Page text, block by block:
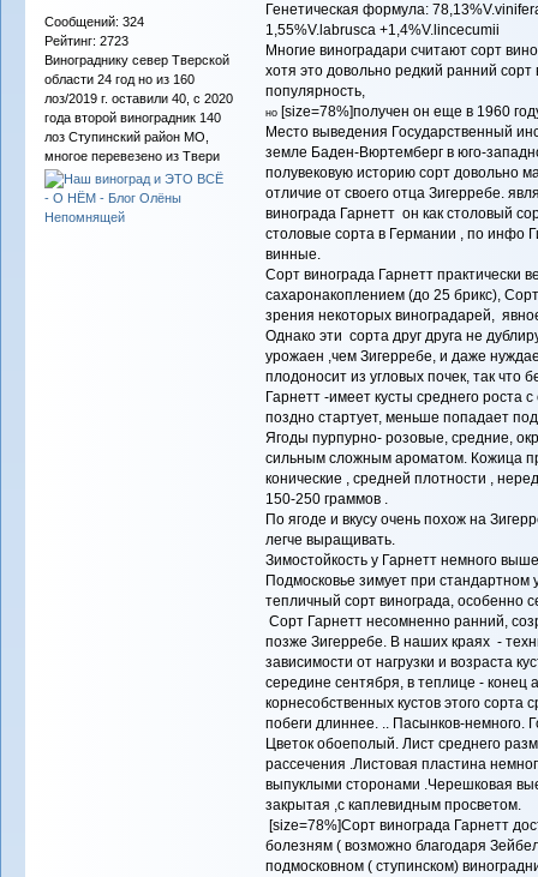
Сообщений: 324
Рейтинг: 2723
Винограднику север Тверской
области 24 год но из 160
лоз/2019 г. оставили 40, с 2020
года второй виноградник 140
лоз Ступинский район МО,
многое перевезено из Твери
Генетическая формула:
1,55%V.labrusca +1,4%V.lincecumii
Многие виноградари считают сорт
хотя это довольно редкий ранний
популярность,
но [size=78%]получен он еще в 1960
Место выведения Государственный
земле Баден-Вюртемберг в юго-
полувековую историю сорт довольно
отличие от своего отца Зигерребе.
винограда Гарнетт он как столовый
столовые сорта в Германии , по инфо
винные.
Сорт винограда Гарнетт практически
сахаронакоплением (до 25 брикс),
зрения некоторых виноградарей,
Однако эти сорта друг друга не
урожаен ,чем Зигерребе, и даже
плодоносит из угловых почек, так что
Гарнетт -имеет кусты среднего
поздно стартует, меньше попадает
Ягоды пурпурно- розовые, средние,
сильным сложным ароматом. Кожица
конические , средней плотности ,
150-250 граммов .
По ягоде и вкусу очень похож на
легче выращивать.
Зимостойкость у Гарнетт немного
Подмосковье зимует при стандартном
тепличный сорт винограда, особенно
Сорт Гарнетт несомненно ранний,
позже Зигерребе. В наших краях -
зависимости от нагрузки и возраста
середине сентября, в теплице - конец
корнесобственных кустов этого
побеги длиннее. .. Пасынков-немного.
Цветок обоеполый. Лист среднего
рассечения .Листовая пластина
выпуклыми сторонами .Черешковая
закрытая ,с каплевидным просветом.
[size=78%]Сорт винограда Гарнетт
болезням ( возможно благодаря
подмосковном ( ступинском)